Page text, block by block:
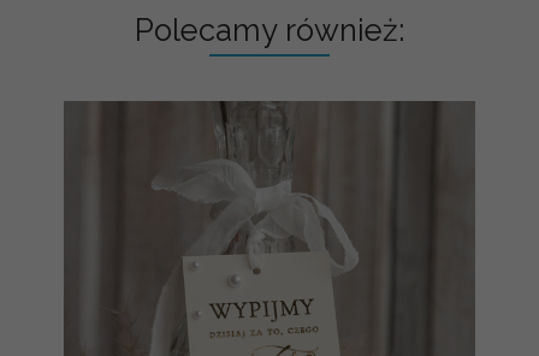
Polecamy również: